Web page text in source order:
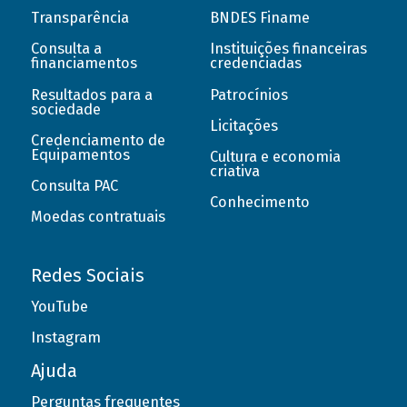
Transparência
Consulta a
financiamentos
Resultados para a
sociedade
Credenciamento de
Equipamentos
Consulta PAC
Moedas contratuais
BNDES Finame
Instituições financeiras
credenciadas
Patrocínios
Licitações
Cultura e economia
criativa
Conhecimento
Redes Sociais
YouTube
Instagram
Ajuda
Perguntas frequentes